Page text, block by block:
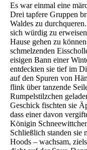
Es war einmal eine
Drei tapfere Gruppen
Waldes zu
sich würdig zu
Hause gehen zu
schmelzenden
eisigen Bann einer
entdeckten sie tief im
auf den Spuren von
flink über tanzende
Rumpelstilzchen
Geschick fischten sie
dass einer davon
Königin
Schließlich standen
Hoods – wachsam,